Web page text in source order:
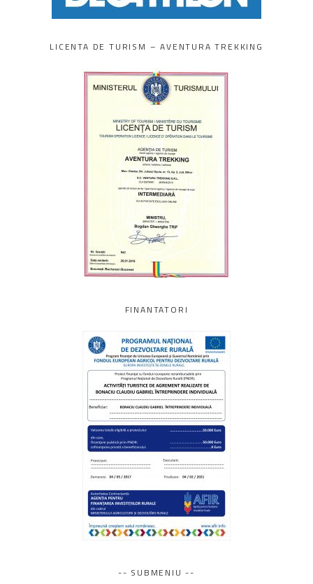
LICENTA DE TURISM – AVENTURA TREKKING
FINANTATORI
-- SUBMENIU --